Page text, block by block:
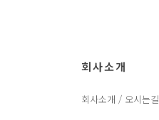
회사소개
회사소개 / 오시는길